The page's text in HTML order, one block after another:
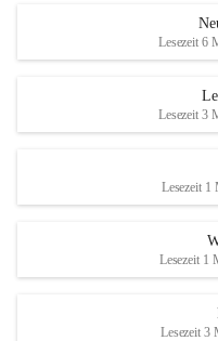
S
und den daraus folgenden
Maßnahmen zur
Rebe und der
Anhang VBl. EU Nr. 18
1 Seite•1,4 MB
VBl. EU Nr. 18_2026
Lesezeit 6
Lesezeit 3
Lesezeit 1
Lesezeit 1
Lesezeit 3